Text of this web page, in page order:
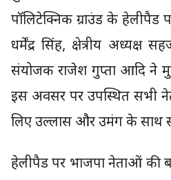
पॉलिटेक्निक ग्राउंड के हेलीपैड
धर्मेंद्र सिंह, क्षेत्रीय अध्यक्ष
संयोजक राजेश गुप्ता आदि ने
इस अवसर पर उपस्थित सभी
लिए उल्लास और उमंग के साथ
हेलीपैड पर भाजपा नेताओं की